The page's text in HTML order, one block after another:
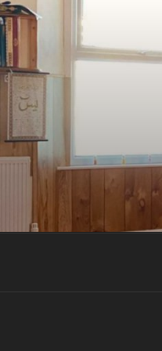
Skip
to
content